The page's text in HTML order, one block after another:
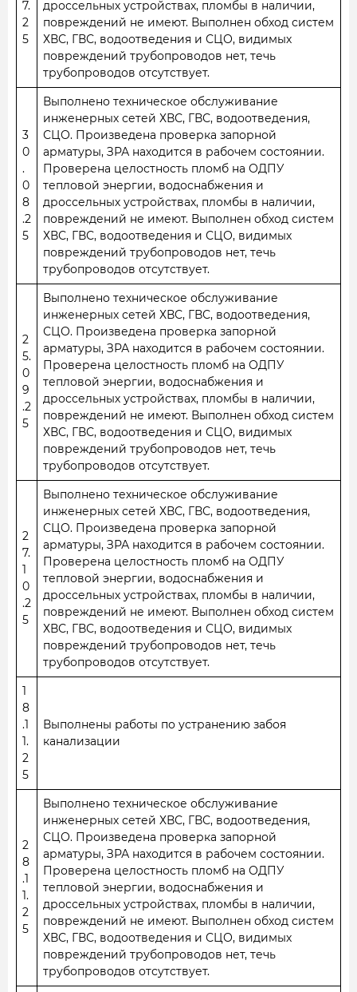
7.
2
5
дроссельных устройствах, пломбы в наличии,
повреждений не имеют. Выполнен обход систем
ХВС, ГВС, водоотведения и СЦО, видимых
повреждений трубопроводов нет, течь
трубопроводов отсутствует.
3
0
.
0
8
.2
5
Выполнено техническое обслуживание
инженерных сетей ХВС, ГВС, водоотведения,
СЦО. Произведена проверка запорной
арматуры, ЗРА находится в рабочем состоянии.
Проверена целостность пломб на ОДПУ
тепловой энергии, водоснабжения и
дроссельных устройствах, пломбы в наличии,
повреждений не имеют. Выполнен обход систем
ХВС, ГВС, водоотведения и СЦО, видимых
повреждений трубопроводов нет, течь
трубопроводов отсутствует.
2
5.
0
9
.2
5
Выполнено техническое обслуживание
инженерных сетей ХВС, ГВС, водоотведения,
СЦО. Произведена проверка запорной
арматуры, ЗРА находится в рабочем состоянии.
Проверена целостность пломб на ОДПУ
тепловой энергии, водоснабжения и
дроссельных устройствах, пломбы в наличии,
повреждений не имеют. Выполнен обход систем
ХВС, ГВС, водоотведения и СЦО, видимых
повреждений трубопроводов нет, течь
трубопроводов отсутствует.
2
7.
1
0
.2
5
Выполнено техническое обслуживание
инженерных сетей ХВС, ГВС, водоотведения,
СЦО. Произведена проверка запорной
арматуры, ЗРА находится в рабочем состоянии.
Проверена целостность пломб на ОДПУ
тепловой энергии, водоснабжения и
дроссельных устройствах, пломбы в наличии,
повреждений не имеют. Выполнен обход систем
ХВС, ГВС, водоотведения и СЦО, видимых
повреждений трубопроводов нет, течь
трубопроводов отсутствует.
1
8
.1
1.
2
5
Выполнены работы по устранению забоя
канализации
2
8
.1
1.
2
5
Выполнено техническое обслуживание
инженерных сетей ХВС, ГВС, водоотведения,
СЦО. Произведена проверка запорной
арматуры, ЗРА находится в рабочем состоянии.
Проверена целостность пломб на ОДПУ
тепловой энергии, водоснабжения и
дроссельных устройствах, пломбы в наличии,
повреждений не имеют. Выполнен обход систем
ХВС, ГВС, водоотведения и СЦО, видимых
повреждений трубопроводов нет, течь
трубопроводов отсутствует.